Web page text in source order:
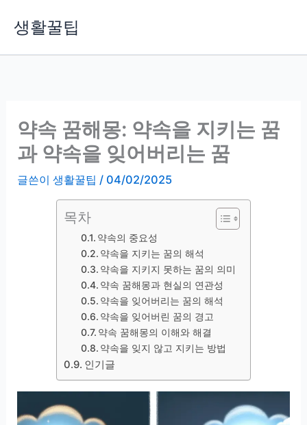
생활꿀팁
약속 꿈해몽: 약속을 지키는 꿈
과 약속을 잊어버리는 꿈
글쓴이생활꿀팁 / 04/02/2025
목차
약속의 중요성
약속을 지키는 꿈의 해석
약속을 지키지 못하는 꿈의 의미
약속 꿈해몽과 현실의 연관성
약속을 잊어버리는 꿈의 해석
약속을 잊어버린 꿈의 경고
약속 꿈해몽의 이해와 해결
약속을 잊지 않고 지키는 방법
인기글